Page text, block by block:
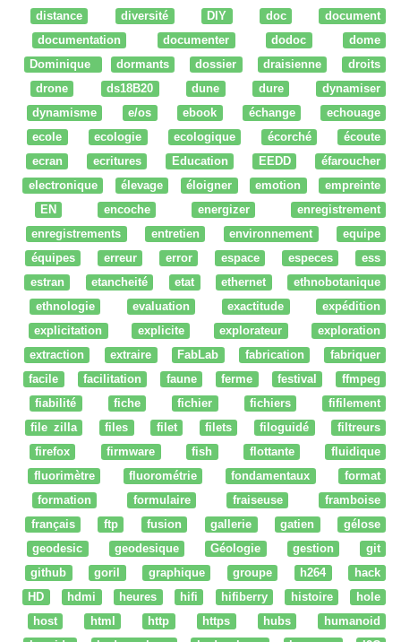
distance
diversité DIY doc
document
documentation
documenter dodoc
dome
Dominique
dormants dossier draisienne
droits
drone
ds18B20 dune dure
dynamiser
dynamisme
e/os ebook échange
echouage
ecole
ecologie ecologique écorché
écoute
ecran
ecritures Education EEDD
éfaroucher
electronique
élevage éloigner emotion
empreinte
EN
encoche energizer
enregistrement
enregistrements
entretien environnement
equipe
équipes
erreur error espace especes
ess
estran
etancheité etat ethernet
ethnobotanique
ethnologie
evaluation exactitude
expédition
explicitation
explicite explorateur
exploration
extraction
extraire FabLab fabrication
fabriquer
facile
facilitation faune ferme festival
ffmpeg
fiabilité
fiche fichier fichiers
fifilement
file zilla
files filet filets filoguidé
filtreurs
firefox
firmware fish flottante
fluidique
fluorimètre
fluorométrie fondamentaux
format
formation
formulaire fraiseuse
framboise
français
ftp fusion gallerie gatien
gélose
geodesic
geodesique Géologie gestion
git
github
goril graphique groupe h264
hack
HD
hdmi heures hifi hifiberry histoire
hole
host
html http https hubs
humanoid